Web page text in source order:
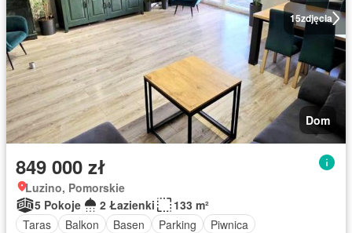
15zdjęcia
Dom
849 000 zł
Luzino, Pomorskie
5 Pokoje
2 Łazienki
133 m²
Taras
Balkon Basen Parking Piwnica